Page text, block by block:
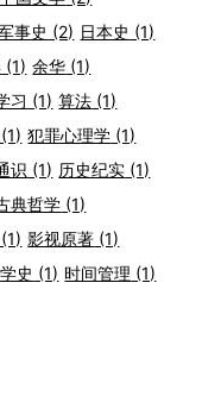
事史 (2) 日本史 (1)
(1) 余华 (1)
习 (1) 算法 (1)
(1) 犯罪心理学 (1)
识 (1) 历史纪实 (1)
典哲学 (1)
(1) 影视原著 (1)
史 (1) 时间管理 (1)